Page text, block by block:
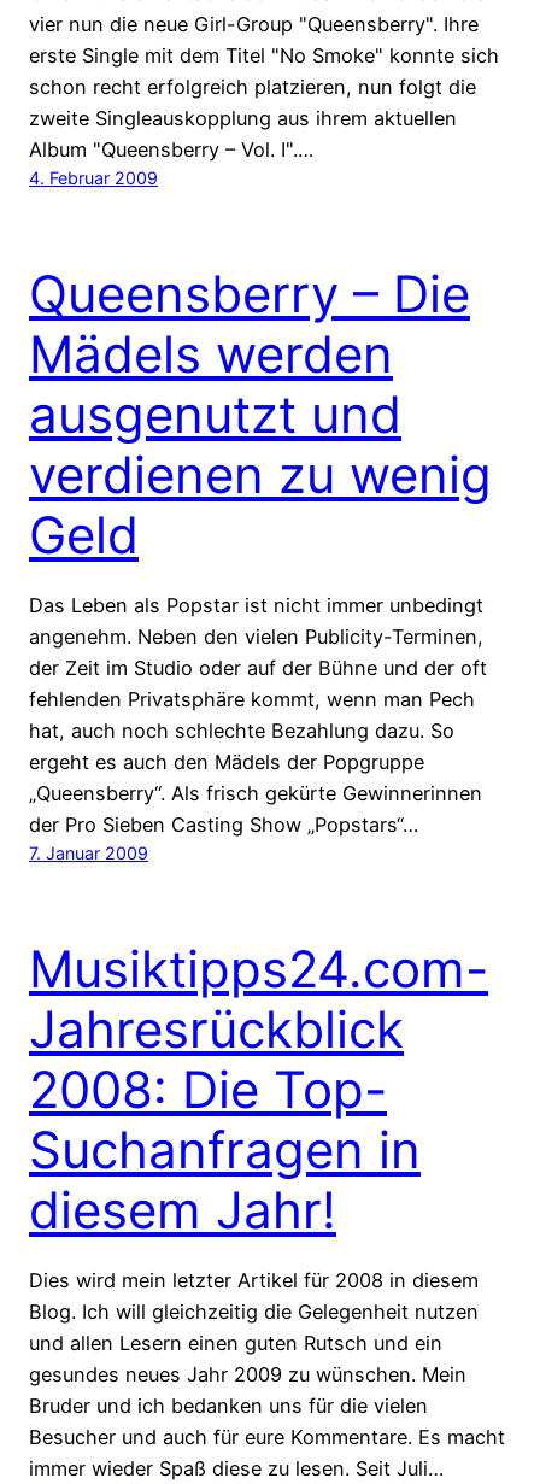
vier nun die neue Girl-Group "Queensberry". Ihre
erste Single mit dem Titel "No Smoke" konnte sich
schon recht erfolgreich platzieren, nun folgt die
zweite Singleauskopplung aus ihrem aktuellen
Album "Queensberry – Vol. I".…
4. Februar 2009
Queensberry – Die
Mädels werden
ausgenutzt und
verdienen zu wenig
Geld
Das Leben als Popstar ist nicht immer unbedingt
angenehm. Neben den vielen Publicity-Terminen,
der Zeit im Studio oder auf der Bühne und der oft
fehlenden Privatsphäre kommt, wenn man Pech
hat, auch noch schlechte Bezahlung dazu. So
ergeht es auch den Mädels der Popgruppe
„Queensberry“. Als frisch gekürte Gewinnerinnen
der Pro Sieben Casting Show „Popstars“…
7. Januar 2009
Musiktipps24.com-
Jahresrückblick
2008: Die Top-
Suchanfragen in
diesem Jahr!
Dies wird mein letzter Artikel für 2008 in diesem
Blog. Ich will gleichzeitig die Gelegenheit nutzen
und allen Lesern einen guten Rutsch und ein
gesundes neues Jahr 2009 zu wünschen. Mein
Bruder und ich bedanken uns für die vielen
Besucher und auch für eure Kommentare. Es macht
immer wieder Spaß diese zu lesen. Seit Juli…